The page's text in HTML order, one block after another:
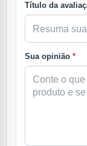
Título da
Sua opinião *